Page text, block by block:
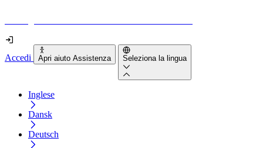
Accedi Apri aiuto Assistenza Seleziona la lingua
Inglese
Dansk
Deutsch